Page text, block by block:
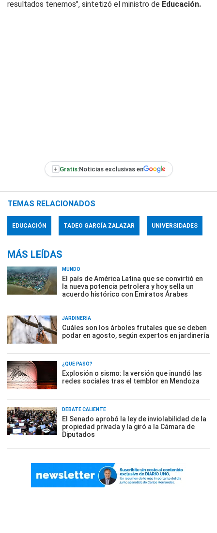
resultados tenemos", sintetizó el ministro de Educación.
+ Gratis:Noticias exclusivas en
TEMAS RELACIONADOS
EDUCACIÓN TADEO GARCÍA ZALAZAR UNIVERSIDADES
MÁS LEÍDAS
MUNDO
El país de América Latina que se convirtió en
la nueva potencia petrolera y hoy sella un
acuerdo histórico con Emiratos Árabes
JARDINERÍA
Cuáles son los árboles frutales que se deben
podar en agosto, según expertos en jardinería
¿QUÉ PASÓ?
Explosión o sismo: la versión que inundó las
redes sociales tras el temblor en Mendoza
DEBATE CALIENTE
El Senado aprobó la ley de inviolabilidad de la
propiedad privada y la giró a la Cámara de
Diputados